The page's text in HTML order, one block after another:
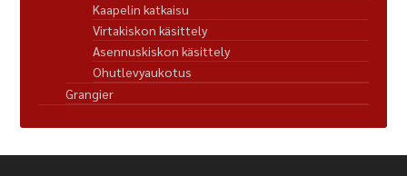
Kaapelin katkaisu
Virtakiskon käsittely
Asennuskiskon käsittely
Ohutlevyaukotus
Grangier